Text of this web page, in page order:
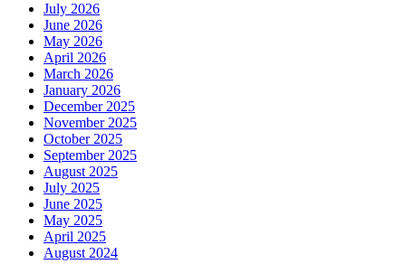
July 2026
June 2026
May 2026
April 2026
March 2026
January 2026
December 2025
November 2025
October 2025
September 2025
August 2025
July 2025
June 2025
May 2025
April 2025
August 2024